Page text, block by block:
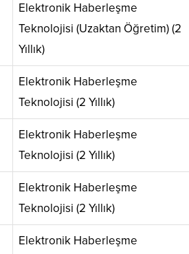
Elektronik Haberleşme
Teknolojisi (Uzaktan Öğretim) (2
Yıllık)
Elektronik Haberleşme
Teknolojisi (2 Yıllık)
Elektronik Haberleşme
Teknolojisi (2 Yıllık)
Elektronik Haberleşme
Teknolojisi (2 Yıllık)
Elektronik Haberleşme